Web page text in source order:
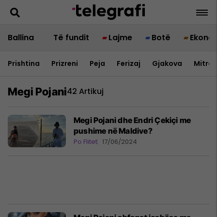
Ballina Të fundit Lajme Botë
Prishtina Prizreni Peja Ferizaj Gjakova
Megi Pojani42 Artikuj
Megi Pojani dhe Endri Çekiçi me
pushime në Maldive?
Po Flitet 17/06/2024